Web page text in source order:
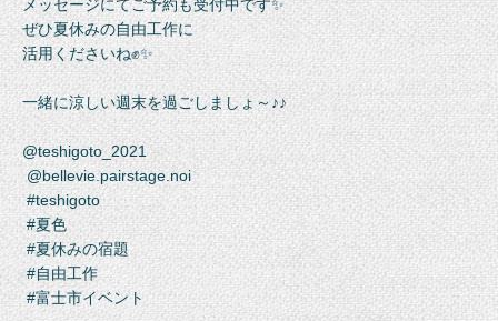
メッセージにてご予約も受付中です✨
ぜひ夏休みの自由工作に
活用くださいね✊✨
一緒に涼しい週末を過ごしましょ～♪♪
@teshigoto_2021
@bellevie.pairstage.noi
#teshigoto
#夏色
#夏休みの宿題
#自由工作
#富士市イベント